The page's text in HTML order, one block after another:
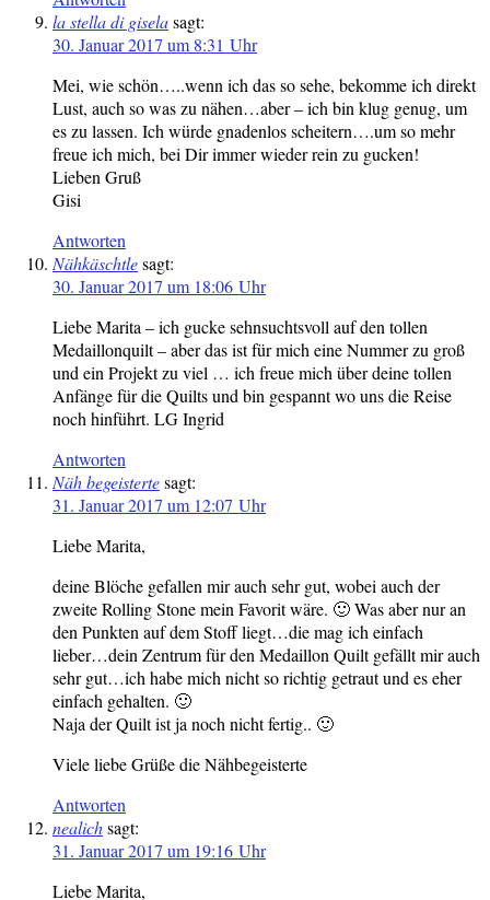
la stella di giselasagt:
30. Januar 2017 um 8:31 Uhr
Mei, wie schön…..wenn ich das so sehe, bekomme ich direkt
Lust, auch so was zu nähen…aber – ich bin klug genug, um
es zu lassen. Ich würde gnadenlos scheitern….um so mehr
freue ich mich, bei Dir immer wieder rein zu gucken!
Lieben Gruß
Gisi
Antworten
Nähkäschtlesagt:
30. Januar 2017 um 18:06 Uhr
Liebe Marita – ich gucke sehnsuchtsvoll auf den tollen
Medaillonquilt – aber das ist für mich eine Nummer zu groß
und ein Projekt zu viel … ich freue mich über deine tollen
Anfänge für die Quilts und bin gespannt wo uns die Reise
noch hinführt. LG Ingrid
Antworten
Näh begeistertesagt:
31. Januar 2017 um 12:07 Uhr
Liebe Marita,
deine Blöche gefallen mir auch sehr gut, wobei auch der
zweite Rolling Stone mein Favorit wäre. 🙂 Was aber nur an
den Punkten auf dem Stoff liegt…die mag ich einfach
lieber…dein Zentrum für den Medaillon Quilt gefällt mir auch
sehr gut…ich habe mich nicht so richtig getraut und es eher
einfach gehalten. 🙂
Naja der Quilt ist ja noch nicht fertig.. 🙂
Viele liebe Grüße die Nähbegeisterte
Antworten
nealichsagt:
31. Januar 2017 um 19:16 Uhr
Liebe Marita,